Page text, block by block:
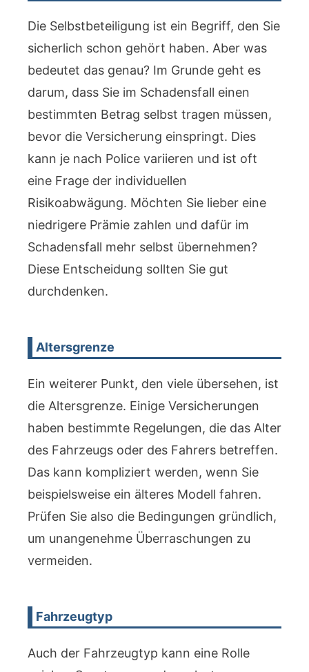
Die Selbstbeteiligung ist ein Begriff, den Sie
sicherlich schon gehört haben. Aber was
bedeutet das genau? Im Grunde geht es
darum, dass Sie im Schadensfall einen
bestimmten Betrag selbst tragen müssen,
bevor die Versicherung einspringt. Dies
kann je nach Police variieren und ist oft
eine Frage der individuellen
Risikoabwägung. Möchten Sie lieber eine
niedrigere Prämie zahlen und dafür im
Schadensfall mehr selbst übernehmen?
Diese Entscheidung sollten Sie gut
durchdenken.
Altersgrenze
Ein weiterer Punkt, den viele übersehen, ist
die Altersgrenze. Einige Versicherungen
haben bestimmte Regelungen, die das Alter
des Fahrzeugs oder des Fahrers betreffen.
Das kann kompliziert werden, wenn Sie
beispielsweise ein älteres Modell fahren.
Prüfen Sie also die Bedingungen gründlich,
um unangenehme Überraschungen zu
vermeiden.
Fahrzeugtyp
Auch der Fahrzeugtyp kann eine Rolle